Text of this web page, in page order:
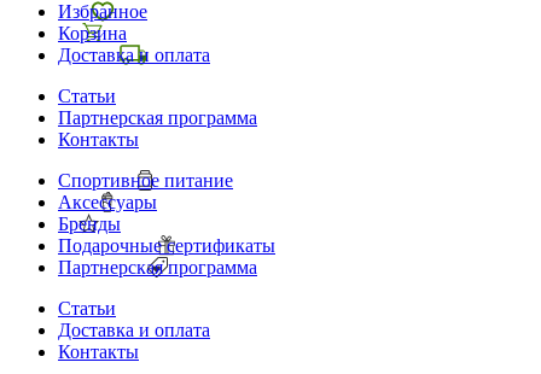
Избранное
Корзина
Доставка и оплата
Статьи
Партнерская программа
Контакты
Спортивное питание
Аксессуары
Бренды
Подарочные сертификаты
Партнерская программа
Статьи
Доставка и оплата
Контакты